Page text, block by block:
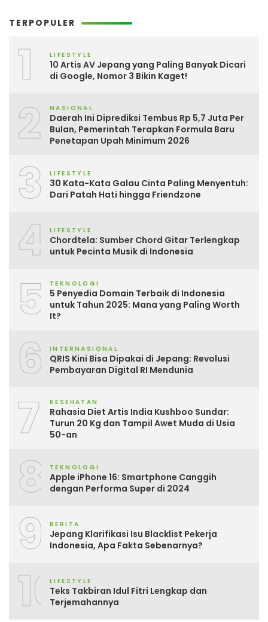
TERPOPULER
1 LIFESTYLE
10 Artis AV Jepang yang Paling Banyak Dicari
di Google, Nomor 3 Bikin Kaget!
2 NASIONAL
Daerah Ini Diprediksi Tembus Rp 5,7 Juta Per
Bulan, Pemerintah Terapkan Formula Baru
Penetapan Upah Minimum 2026
3 LIFESTYLE
30 Kata-Kata Galau Cinta Paling Menyentuh:
Dari Patah Hati hingga Friendzone
4 LIFESTYLE
Chordtela: Sumber Chord Gitar Terlengkap
untuk Pecinta Musik di Indonesia
5 TEKNOLOGI
5 Penyedia Domain Terbaik di Indonesia
untuk Tahun 2025: Mana yang Paling Worth
It?
6 INTERNASIONAL
QRIS Kini Bisa Dipakai di Jepang: Revolusi
Pembayaran Digital RI Mendunia
7 KESEHATAN
Rahasia Diet Artis India Kushboo Sundar:
Turun 20 Kg dan Tampil Awet Muda di Usia
50-an
8 TEKNOLOGI
Apple iPhone 16: Smartphone Canggih
dengan Performa Super di 2024
9 BERITA
Jepang Klarifikasi Isu Blacklist Pekerja
Indonesia, Apa Fakta Sebenarnya?
10LIFESTYLE
Teks Takbiran Idul Fitri Lengkap dan
Terjemahannya